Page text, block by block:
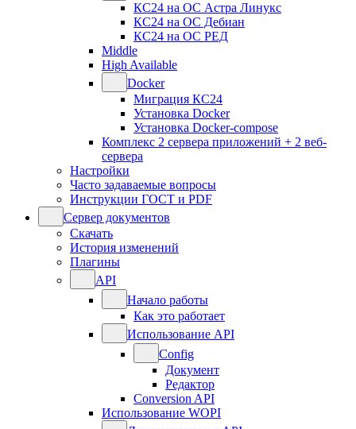
КС24 на ОС Астра Линукс
КС24 на ОС Дебиан
КС24 на ОС РЕД
Middle
High Available
Docker
Миграция КС24
Установка Docker
Установка Docker-compose
Комплекс 2 сервера приложений + 2 веб-
сервера
Настройки
Часто задаваемые вопросы
Инструкции ГОСТ и PDF
Сервер документов
Скачать
История изменений
Плагины
API
Начало работы
Как это работает
Использование API
Config
Документ
Редактор
Conversion API
Использование WOPI